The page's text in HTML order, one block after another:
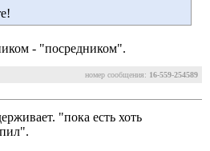
- "посредником".
номер сообщения: 16-559-254589
"пока есть хоть